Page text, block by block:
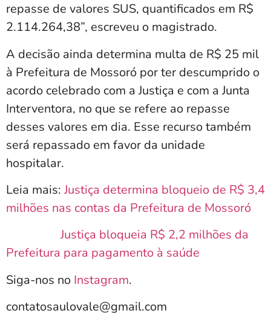
repasse de valores SUS, quantificados em R$
2.114.264,38”, escreveu o magistrado.
A decisão ainda determina multa de R$ 25 mil
à Prefeitura de Mossoró por ter descumprido o
acordo celebrado com a Justiça e com a Junta
Interventora, no que se refere ao repasse
desses valores em dia. Esse recurso também
será repassado em favor da unidade
hospitalar.
Leia mais:Justiça determina bloqueio de R$ 3,4
milhões nas contas da Prefeitura de Mossoró
Justiça bloqueia R$ 2,2 milhões da
Prefeitura para pagamento à saúde
Siga-nos no Instagram.
contatosaulovale@gmail.com